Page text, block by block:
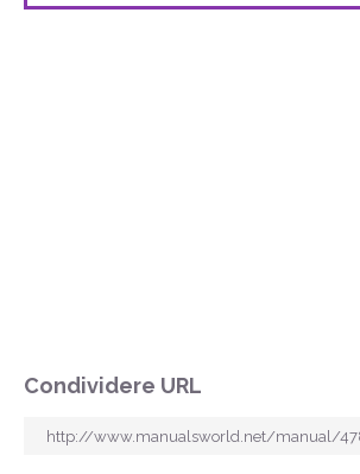
Condividere URL